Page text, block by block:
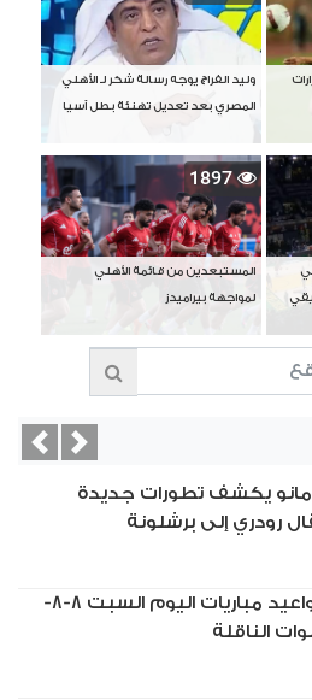
وليد الفراج يوجه رسالة شكر لـ الأهلي
المصري بعد تعديل تهنئة بطل آسيا
1897
المستبعدين من قائمة الأهلي
لمواجهة بيراميدز
يكشف تطورات جديدة
رودري إلى برشلونة
مواعيد مباريات اليوم السبت 8-8-
Next